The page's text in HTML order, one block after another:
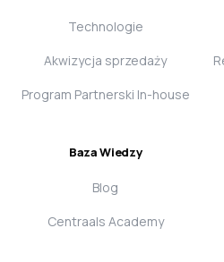
Technologie
Akwizycja sprzedaży
Program Partnerski In-house
Baza Wiedzy
Blog
Centraals Academy